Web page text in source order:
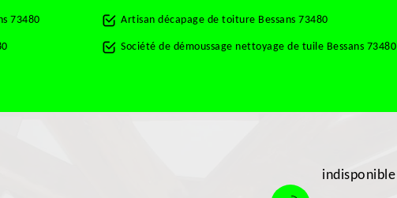
73480 Artisan décapage de toiture Bessans 73480
Société de démoussage nettoyage de tuile Bessans 73480
indisponible